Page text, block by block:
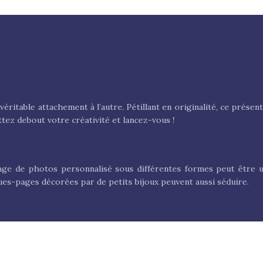
attachement à l’autre. Pétillant en originalité, ce
debout votre créativité et lancez-vous !
de photos personnalisé sous différentes formes peut
pages décorées par de petits bijoux peuvent aussi séduire.